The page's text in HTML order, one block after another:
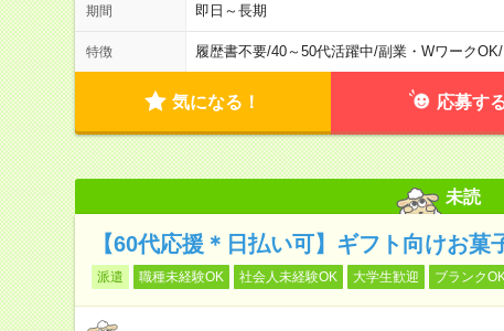
期間 即日～長期
特徴 履歴書不要/40～50代活躍中/副業・WワークOK/
気になる！ 応募す
未読
【60代応援＊日払い可】ギフト向けお
派遣 職種未経験OK 社会人未経験OK 大学生歓迎 ブランクOK